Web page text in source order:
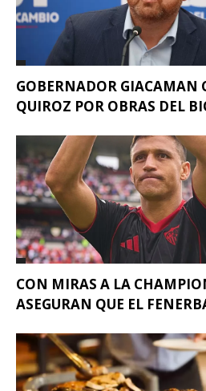
GOBERNADOR GIACAMAN
QUIROZ POR OBRAS DEL
CON MIRAS A LA
ASEGURAN QUE EL